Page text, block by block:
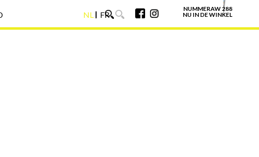
NL
FR
NUMMERAW 288
NU IN DE WINKEL